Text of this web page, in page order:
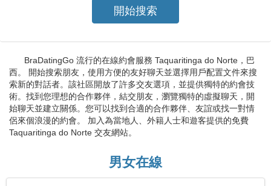
BraDatingGo 流行的在線約會服務 Taquaritinga do Norte，巴
西。 開始搜索朋友，使用方便的友好聊天並選擇用戶配置文件來搜
索新的對話者。該社區開放了許多交友選項，並提供獨特的約會技
術。找到您理想的合作夥伴，結交朋友，瀏覽獨特的虛擬聊天，開
始聊天並建立關係。您可以找到合適的合作夥伴、友誼或找一對情
侶來個浪漫的約會。 加入為當地人、外籍人士和遊客提供的免費
Taquaritinga do Norte 交友網站。
男女在線